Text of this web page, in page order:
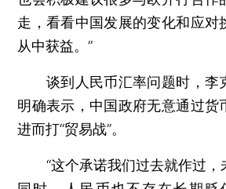
走，看看中国发展的变化和应对
从中获益。”
谈到人民币汇率问题时，李
明确表示，中国政府无意通过货
进而打“贸易战”。
“这个承诺我们过去就作过，